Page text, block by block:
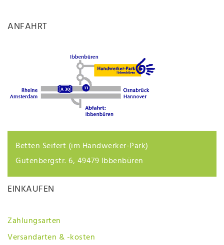
ANFAHRT
Betten Seifert (im Handwerker-Park)
Gutenbergstr. 6, 49479 Ibbenbüren
EINKAUFEN
Zahlungsarten
Versandarten & -kosten